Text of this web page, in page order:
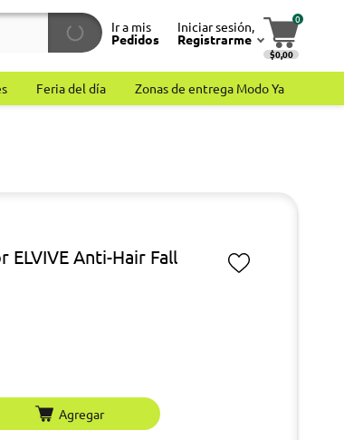
Ir a mis
Pedidos
Iniciar sesión,
Registrarme
0
$0,00
Feria del día Zonas de entrega Modo Ya
ELVIVE Anti-Hair Fall
Agregar